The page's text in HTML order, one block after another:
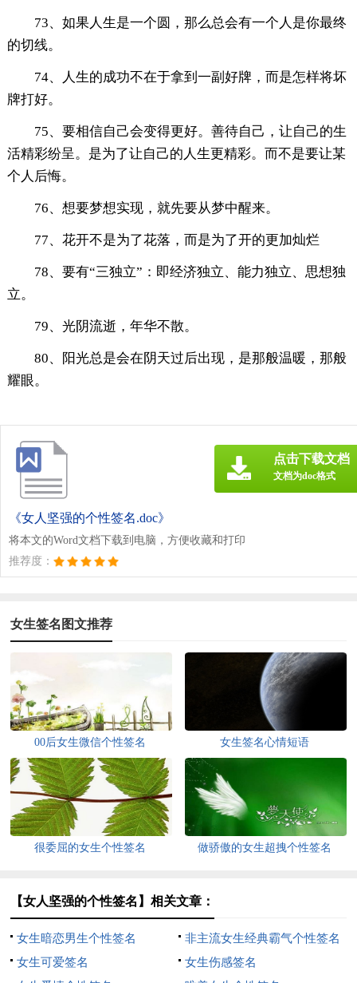
73、如果人生是一个圆，那么总会有一个人是你最终
的切线。
74、人生的成功不在于拿到一副好牌，而是怎样将坏
牌打好。
75、要相信自己会变得更好。善待自己，让自己的生
活精彩纷呈。是为了让自己的人生更精彩。而不是要让某
个人后悔。
76、想要梦想实现，就先要从梦中醒来。
77、花开不是为了花落，而是为了开的更加灿烂
78、要有“三独立”：即经济独立、能力独立、思想独
立。
79、光阴流逝，年华不散。
80、阳光总是会在阴天过后出现，是那般温暖，那般
耀眼。
《女人坚强的个性签名.doc》
将本文的Word文档下载到电脑，方便收藏和打印
推荐度：
点击下载文档
文档为doc格式
女生签名图文推荐
00后女生微信个性签名 女生签名心情短语
很委屈的女生个性签名 做骄傲的女生超拽个性签名
【女人坚强的个性签名】相关文章：
女生暗恋男生个性签名
非主流女生经典霸气个性签名
女生可爱签名
女生伤感签名